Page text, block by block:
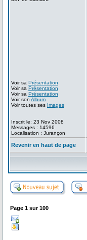
Voir sa Présentation
Voir sa Présentation
Voir sa Présentation
Voir son Album
Voir toutes ses Images
Inscrit le: 23 Nov 2008
Messages : 14596
Localisation : Jurançon
Revenir en haut de page
Page 1 sur100